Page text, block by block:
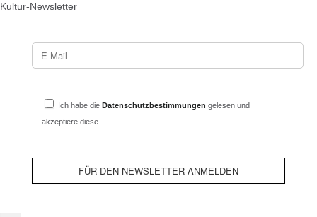
Kultur-Newsletter
Ich habe die Datenschutzbestimmungen gelesen und
akzeptiere diese.